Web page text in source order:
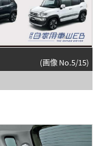
(画像 No.5/15)